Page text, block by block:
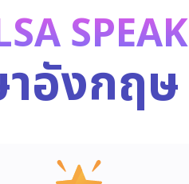
SPEAK
อังกฤษ